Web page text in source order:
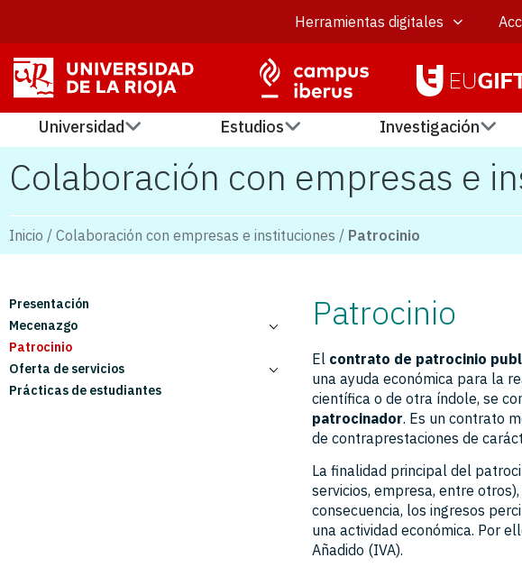
Herramientas digitales
Universidad Estudios Investigación
Colaboración con empresas e
Inicio / Colaboración con empresas e instituciones / Patrocinio
Presentación
Mecenazgo
Convenios de colaboración empresarial
Cátedras y aulas por mecenazgo
Becas a investigadores y de formación
Patrocinio
Oferta de servicios
Investigación, desarrollo y consultoría
Prácticas de estudiantes
Patrocinio
El contrato de patrocinio
una ayuda económica para la
científica o de otra índole, se
patrocinador. Es un contrato
de contraprestaciones de
La finalidad principal del
servicios, empresa, entre
consecuencia, los ingresos
una actividad económica. Por
Añadido (IVA).